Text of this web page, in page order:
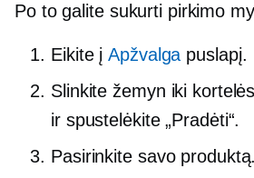
Po to galite sukurti pirkimo
Eikite įApžvalga puslapį.
Slinkite žemyn iki
ir spustelėkite „Pradėti“.
Pasirinkite savo produktą.